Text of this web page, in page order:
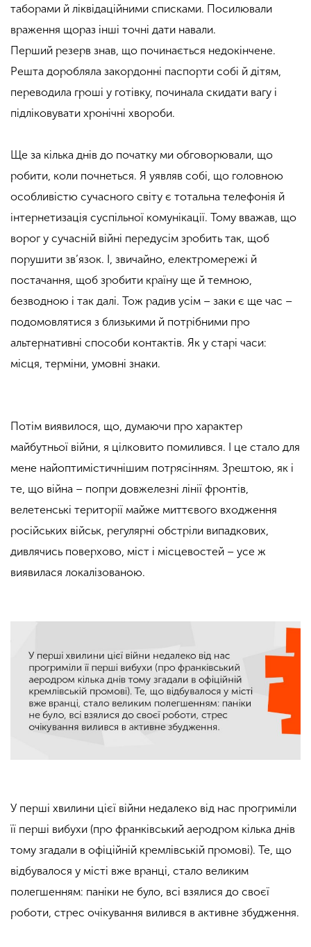
таборами й ліквідаційними списками. Посилювали
враження щораз інші точні дати навали.
Перший резерв знав, що починається недокінчене.
Решта доробляла закордонні паспорти собі й дітям,
переводила гроші у готівку, починала скидати вагу і
підліковувати хронічні хвороби.
Ще за кілька днів до початку ми обговорювали, що
робити, коли почнеться. Я уявляв собі, що головною
особливістю сучасного світу є тотальна телефонія й
інтернетизація суспільної комунікації. Тому вважав, що
ворог у сучасній війні передусім зробить так, щоб
порушити зв’язок. І, звичайно, електромережі й
постачання, щоб зробити країну ще й темною,
безводною і так далі. Тож радив усім – заки є ще час –
подомовлятися з близькими й потрібними про
альтернативні способи контактів. Як у старі часи:
місця, терміни, умовні знаки.
Потім виявилося, що, думаючи про характер
майбутньої війни, я цілковито помилився. І це стало для
мене найоптимістичнішим потрясінням. Зрештою, як і
те, що війна – попри довжелезні лінії фронтів,
велетенські території майже миттєвого входження
російських військ, регулярні обстріли випадкових,
дивлячись поверхово, міст і місцевостей – усе ж
виявилася локалізованою.
У перші хвилини цієї війни недалеко від нас прогриміли
її перші вибухи (про франківський аеродром кілька днів
тому згадали в офіційній кремлівській промові). Те, що
відбувалося у місті вже вранці, стало великим
полегшенням: паніки не було, всі взялися до своєї
роботи, стрес очікування вилився в активне збудження.